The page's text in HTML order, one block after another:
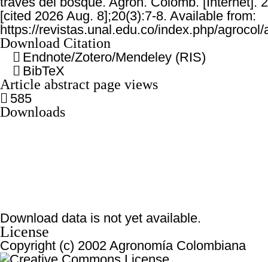
[cited 2026 Aug. 8];20(3):7-8. Available from:
https://revistas.unal.edu.co/index.php/
Download Citation
Endnote/Zotero/Mendeley (RIS)
BibTeX
Article abstract page views
585
Downloads
Download data is not yet available.
License
Copyright (c) 2002 Agronomía Colombiana